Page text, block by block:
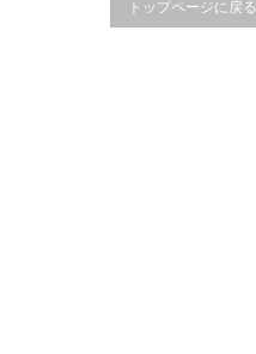
トップページに戻る